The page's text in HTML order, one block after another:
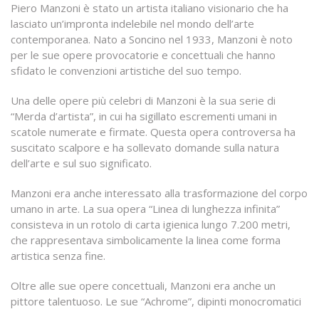
Piero Manzoni è stato un artista italiano visionario che ha
lasciato un’impronta indelebile nel mondo dell’arte
contemporanea. Nato a Soncino nel 1933, Manzoni è noto
per le sue opere provocatorie e concettuali che hanno
sfidato le convenzioni artistiche del suo tempo.
Una delle opere più celebri di Manzoni è la sua serie di
“Merda d’artista”, in cui ha sigillato escrementi umani in
scatole numerate e firmate. Questa opera controversa ha
suscitato scalpore e ha sollevato domande sulla natura
dell’arte e sul suo significato.
Manzoni era anche interessato alla trasformazione del corpo
umano in arte. La sua opera “Linea di lunghezza infinita”
consisteva in un rotolo di carta igienica lungo 7.200 metri,
che rappresentava simbolicamente la linea come forma
artistica senza fine.
Oltre alle sue opere concettuali, Manzoni era anche un
pittore talentuoso. Le sue “Achrome”, dipinti monocromatici